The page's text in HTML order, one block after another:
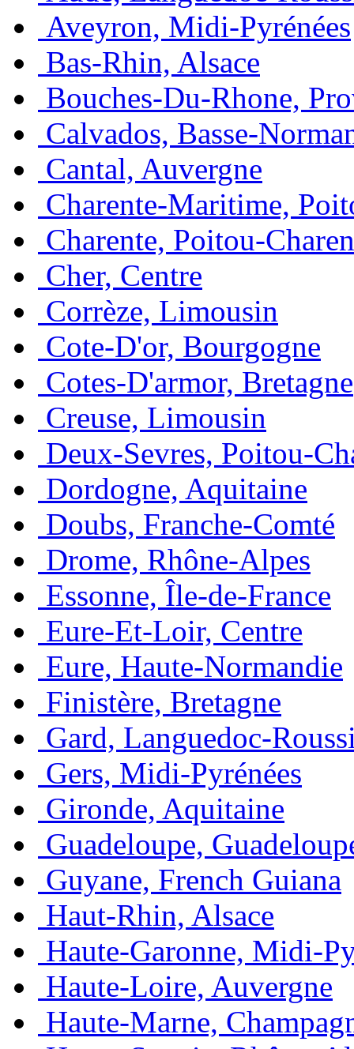
Aveyron, Midi-Pyrénées
Bas-Rhin, Alsace
Bouches-Du-Rhone,
Calvados, Basse-
Cantal, Auvergne
Charente-Maritime,
Charente, Poitou-
Cher, Centre
Corrèze, Limousin
Cote-D'or, Bourgogne
Cotes-D'armor, Bretagne
Creuse, Limousin
Deux-Sevres, Poitou-
Dordogne, Aquitaine
Doubs, Franche-Comté
Drome, Rhône-Alpes
Essonne, Île-de-France
Eure-Et-Loir, Centre
Eure, Haute-Normandie
Finistère, Bretagne
Gard, Languedoc-
Gers, Midi-Pyrénées
Gironde, Aquitaine
Guadeloupe,
Guyane, French Guiana
Haut-Rhin, Alsace
Haute-Garonne, Midi-
Haute-Loire, Auvergne
Haute-Marne,